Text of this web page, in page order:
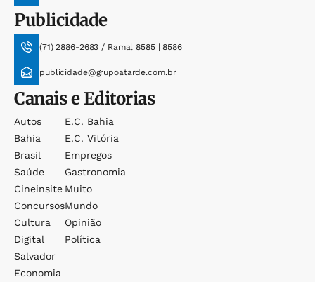
Publicidade
(71) 2886-2683 / Ramal 8585 | 8586
publicidade@grupoatarde.com.br
Canais e Editorias
Autos
Bahia
Brasil
Saúde
Cineinsite
Concursos
Cultura
Digital
Salvador
Economia
E.c. Bahia
E.c. Vitória
Empregos
Gastronomia
Muito
Mundo
Opinião
Política